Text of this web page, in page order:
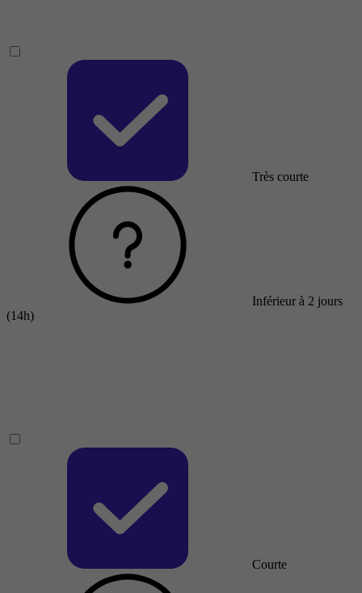
Très courte
Inférieur à 2 jours
(14h)
Courte